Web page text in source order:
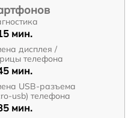
мин.
дисплея /
телефона
мин.
USB-разъема
usb) телефона
мин.